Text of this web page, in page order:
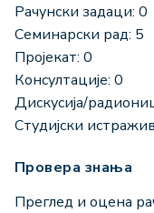
Рачунски задаци: 0
Семинарски рад: 5
Пројекат: 0
Консултације: 0
Дискусија/
Студијски
Провера знања
Преглед и оцена